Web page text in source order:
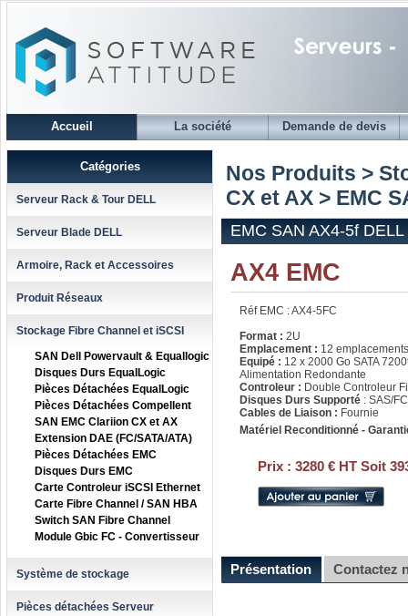
Accueil La société Demande de devis
Catégories
Serveur Rack & Tour DELL
Serveur Blade DELL
Armoire, Rack et Accessoires
Produit Réseaux
Stockage Fibre Channel et iSCSI
SAN Dell Powervault & Equallogic
Disques Durs EqualLogic
Pièces Détachées EqualLogic
Pièces Détachées Compellent
SAN EMC Clariion CX et AX
Extension DAE (FC/SATA/ATA)
Pièces Détachées EMC
Disques Durs EMC
Carte Controleur iSCSI Ethernet
Carte Fibre Channel / SAN HBA
Switch SAN Fibre Channel
Module Gbic FC - Convertisseur
Système de stockage
Pièces détachées Serveur
Nos Produits >
CX et AX > EMC
EMC SAN AX4-5f
AX4 EMC
Réf EMC : AX4-5FC
Format : 2U
Emplacement : 12 emplacements
Equipé : 12 x 2000 Go SATA
Alimentation Redondante
Controleur : Double Controleur
Disques Durs Supporté : SAS/
Cables de Liaison : Fournie
Matériel Reconditionné -
Prix : 3280 € HT Soit
Présentation Contactez